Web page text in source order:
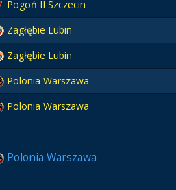
Pogoń II Szczecin
Zagłębie Lubin
Zagłębie Lubin
Polonia Warszawa
Polonia Warszawa
Polonia Warszawa